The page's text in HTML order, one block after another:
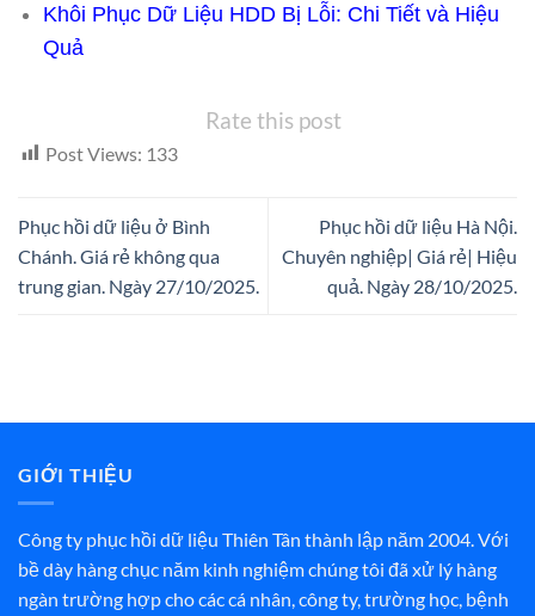
Khôi Phục Dữ Liệu HDD Bị Lỗi: Chi Tiết và Hiệu
Quả
Rate this post
Post Views: 133
Phục hồi dữ liệu ở Bình
Chánh. Giá rẻ không qua
trung gian. Ngày 27/10/2025.
Phục hồi dữ liệu Hà Nội.
Chuyên nghiệp| Giá rẻ| Hiệu
quả. Ngày 28/10/2025.
GIỚI THIỆU
Công ty phục hồi dữ liệu Thiên Tân thành lập năm 2004. Với
bề dày hàng chục năm kinh nghiệm chúng tôi đã xử lý hàng
ngàn trường hợp cho các cá nhân, công ty, trường học, bệnh